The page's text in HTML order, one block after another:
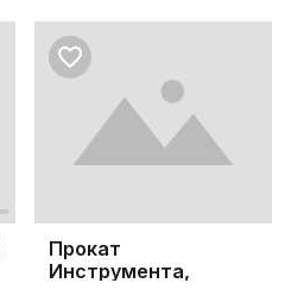
Прокат
Инструмента,